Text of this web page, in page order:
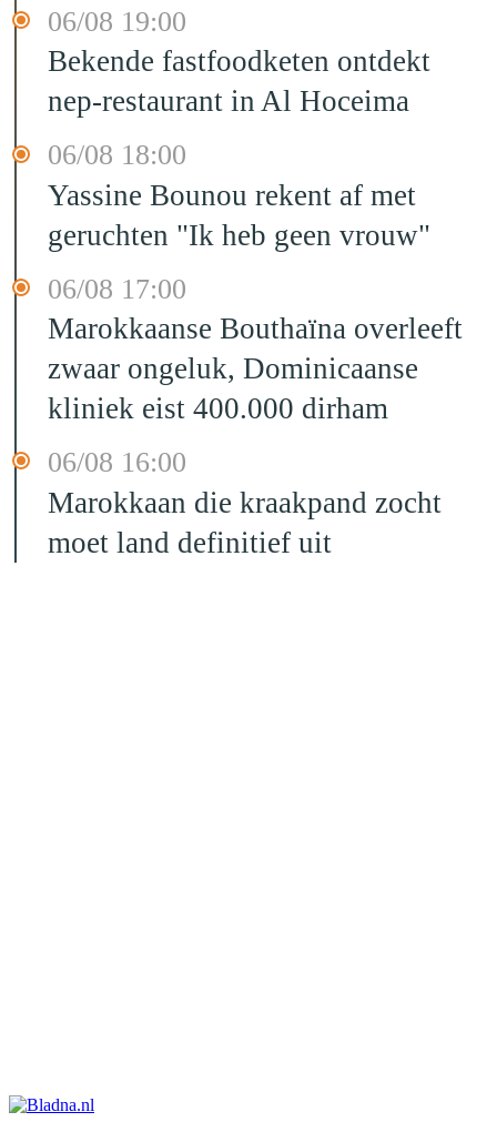
06/08 19:00
Bekende fastfoodketen ontdekt
nep-restaurant in Al Hoceima
06/08 18:00
Yassine Bounou rekent af met
geruchten "Ik heb geen vrouw"
06/08 17:00
Marokkaanse Bouthaïna overleeft
zwaar ongeluk, Dominicaanse
kliniek eist 400.000 dirham
06/08 16:00
Marokkaan die kraakpand zocht
moet land definitief uit